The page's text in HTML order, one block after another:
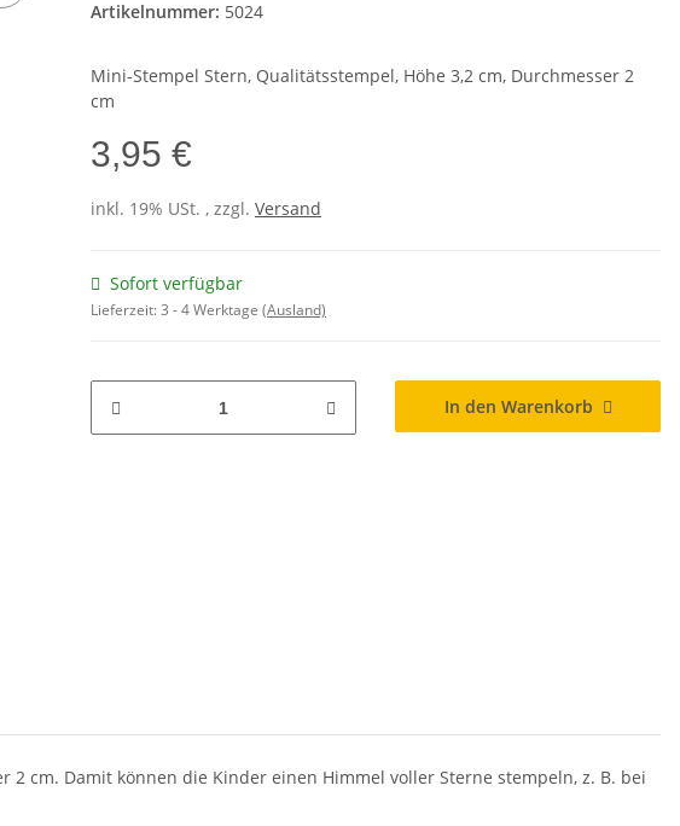
Artikelnummer: 5024
Mini-Stempel Stern, Qualitätsstempel, Höhe 3,2 cm, Durchmesser 2
cm
3,95 €
inkl. 19% USt. , zzgl. Versand
Sofort verfügbar
Lieferzeit:3 - 4 Werktage (Ausland)
In den Warenkorb
2 cm. Damit können die Kinder einen Himmel voller Sterne stempeln, z. B. bei